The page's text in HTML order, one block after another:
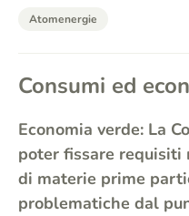
Atomenergie
Consumi ed
Economia verde: La
poter fissare requisiti
di materie prime
problematiche dal